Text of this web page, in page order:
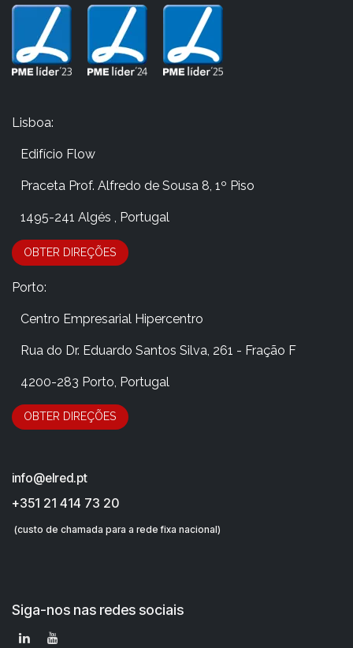
Lisboa:
Edifício Flow
​Praceta Prof. Alfredo de Sousa 8, 1º Piso
​ 1495-241 Algés , Portugal
OBTER DIRE​​​​​​​​Ç​​ÕES
Porto:
​Centro Empresarial Hipercentro
​Rua do Dr. Eduardo Santos Silva, 261 - Fração F
​4200-283 Porto, Portugal
OBTER DIRE​​​​​​​​Ç​​ÕES
info@elred.pt
+351 21 414 73 20
(custo de chamada para a rede fixa nacional)
Siga-nos nas redes sociais